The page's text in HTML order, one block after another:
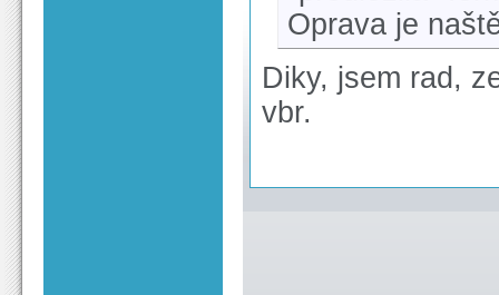
Oprava je
Diky, jsem rad,
vbr.